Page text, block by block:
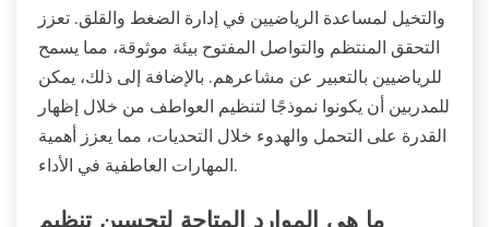
والتخيل لمساعدة الرياضيين في إدارة الضغط والقلق. تعزز
التحقق المنتظم والتواصل المفتوح بيئة موثوقة، مما يسمح
للرياضيين بالتعبير عن مشاعرهم. بالإضافة إلى ذلك، يمكن
للمدربين أن يكونوا نموذجًا لتنظيم العواطف من خلال إظهار
القدرة على التحمل والهدوء خلال التحديات، مما يعزز أهمية
المهارات العاطفية في الأداء.
ما هي الموارد المتاحة لتحسين تنظيم